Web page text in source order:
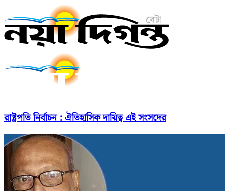
রাষ্ট্রপতি নির্বাচন : ঐতিহাসিক দায়িত্ব এই সংসদের